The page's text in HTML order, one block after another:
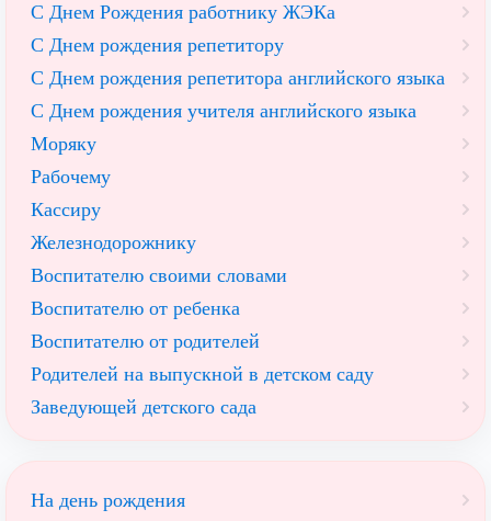
С Днем Рождения работнику ЖЭКа
С Днем рождения репетитору
С Днем рождения репетитора английского языка
С Днем рождения учителя английского языка
Моряку
Рабочему
Кассиру
Железнодорожнику
Воспитателю своими словами
Воспитателю от ребенка
Воспитателю от родителей
Родителей на выпускной в детском саду
Заведующей детского сада
На день рождения